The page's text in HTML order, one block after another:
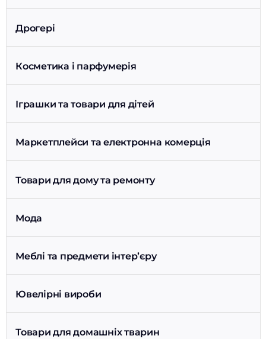
Дрогері
Косметика і парфумерія
Іграшки та товари для дітей
Маркетплейси та електронна комерція
Товари для дому та ремонту
Мода
Меблі та предмети інтер’єру
Ювелірні вироби
Товари для домашніх тварин